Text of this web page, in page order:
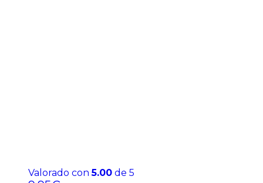
Valorado con5.00 de 5